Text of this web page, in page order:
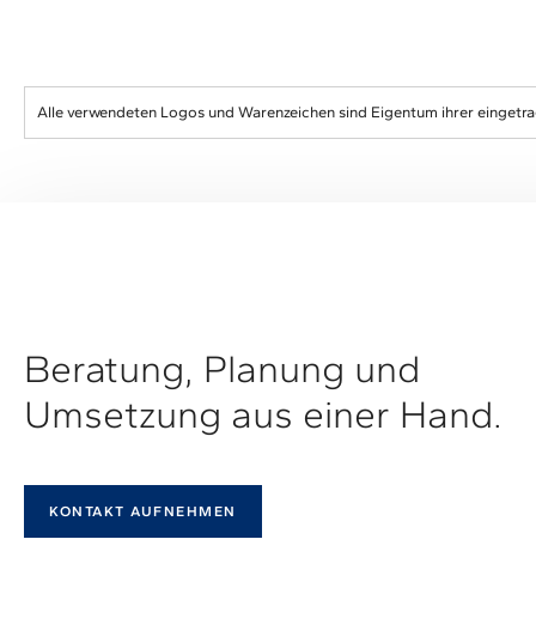
Alle verwendeten Logos und Warenzeichen sind Eigentum ihrer
Beratung, Planung und
Umsetzung aus einer Hand.
KONTAKT AUFNEHMEN